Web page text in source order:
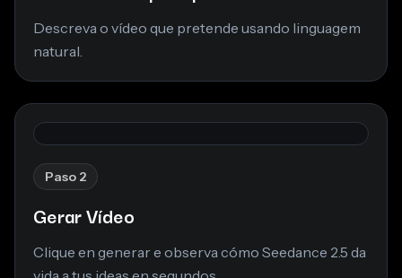
Descreva o vídeo que pretende usando linguagem
natural.
Paso 2
Gerar Vídeo
Clique en generar e observa cómo Seedance 2.5 da